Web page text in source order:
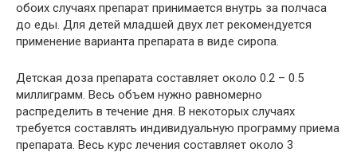
обоих случаях препарат принимается внутрь за полчаса
до еды. Для детей младшей двух лет рекомендуется
применение варианта препарата в виде сиропа.
Детская доза препарата составляет около 0.2 – 0.5
миллиграмм. Весь объем нужно равномерно
распределить в течение дня. В некоторых случаях
требуется составлять индивидуальную программу приема
препарата. Весь курс лечения составляет около 3